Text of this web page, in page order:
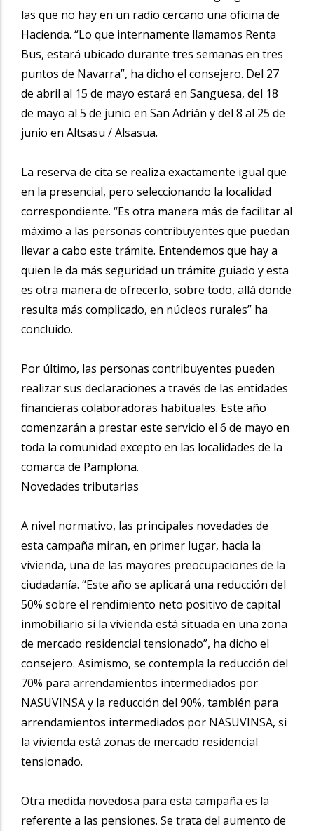
las que no hay en un radio cercano una oficina de
Hacienda. “Lo que internamente llamamos Renta
Bus, estará ubicado durante tres semanas en tres
puntos de Navarra”, ha dicho el consejero. Del 27
de abril al 15 de mayo estará en Sangüesa, del 18
de mayo al 5 de junio en San Adrián y del 8 al 25 de
junio en Altsasu / Alsasua.
La reserva de cita se realiza exactamente igual que
en la presencial, pero seleccionando la localidad
correspondiente. “Es otra manera más de facilitar al
máximo a las personas contribuyentes que puedan
llevar a cabo este trámite. Entendemos que hay a
quien le da más seguridad un trámite guiado y esta
es otra manera de ofrecerlo, sobre todo, allá donde
resulta más complicado, en núcleos rurales” ha
concluido.
Por último, las personas contribuyentes pueden
realizar sus declaraciones a través de las entidades
financieras colaboradoras habituales. Este año
comenzarán a prestar este servicio el 6 de mayo en
toda la comunidad excepto en las localidades de la
comarca de Pamplona.
Novedades tributarias
A nivel normativo, las principales novedades de
esta campaña miran, en primer lugar, hacia la
vivienda, una de las mayores preocupaciones de la
ciudadanía. “Este año se aplicará una reducción del
50% sobre el rendimiento neto positivo de capital
inmobiliario si la vivienda está situada en una zona
de mercado residencial tensionado”, ha dicho el
consejero. Asimismo, se contempla la reducción del
70% para arrendamientos intermediados por
NASUVINSA y la reducción del 90%, también para
arrendamientos intermediados por NASUVINSA, si
la vivienda está zonas de mercado residencial
tensionado.
Otra medida novedosa para esta campaña es la
referente a las pensiones. Se trata del aumento de